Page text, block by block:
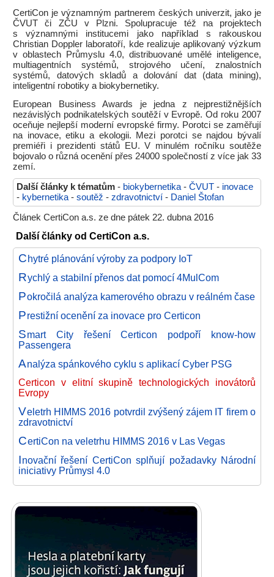
CertiCon je významným partnerem českých univerzit, jako je
ČVUT či ZČU v Plzni. Spolupracuje též na projektech
s významnými institucemi jako například s rakouskou
Christian Doppler laboratoří, kde realizuje aplikovaný výzkum
v oblastech Průmyslu 4.0, distribuované umělé inteligence,
multiagentních systémů, strojového učení, znalostních
systémů, datových skladů a dolování dat (data mining),
inteligentní robotiky a biokybernetiky.
European Business Awards je jedna z nejprestižnějších
nezávislých podnikatelských soutěží v Evropě. Od roku 2007
oceňuje nejlepší moderní evropské firmy. Porotci se zaměřují
na inovace, etiku a ekologii. Mezi porotci se najdou bývalí
premiéři i prezidenti států EU. V minulém ročníku soutěže
bojovalo o různá ocenění přes 24000 společností z více jak 33
zemí.
Další články k tématům - biokybernetika - ČVUT - inovace
- kybernetika - soutěž - zdravotnictví - Daniel Štofan
Článek CertiCon a.s. ze dne pátek 22. dubna 2016
Další články od CertiCon a.s.
Chytré plánování výroby za podpory IoT
Rychlý a stabilní přenos dat pomocí 4MulCom
Pokročilá analýza kamerového obrazu v reálném čase
Prestižní ocenění za inovace pro Certicon
Smart City řešení Certicon podpoří know-how
Passengera
Analýza spánkového cyklu s aplikací Cyber PSG
Certicon v elitní skupině technologických inovátorů
Evropy
Veletrh HIMMS 2016 potvrdil zvýšený zájem IT firem o
zdravotnictví
CertiCon na veletrhu HIMMS 2016 v Las Vegas
Inovační řešení CertiCon splňují požadavky Národní
iniciativy Průmysl 4.0